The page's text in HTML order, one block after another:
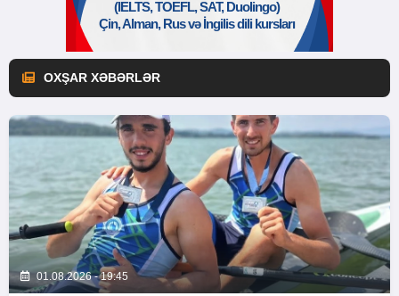
OXŞAR XƏBƏRLƏR
01.08.2026 - 19:45